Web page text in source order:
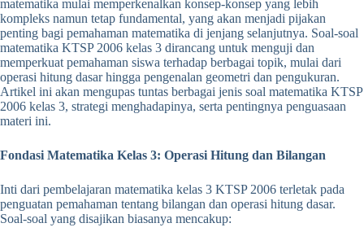
matematika mulai memperkenalkan konsep-konsep yang lebih
kompleks namun tetap fundamental, yang akan menjadi pijakan
penting bagi pemahaman matematika di jenjang selanjutnya. Soal-soal
matematika KTSP 2006 kelas 3 dirancang untuk menguji dan
memperkuat pemahaman siswa terhadap berbagai topik, mulai dari
operasi hitung dasar hingga pengenalan geometri dan pengukuran.
Artikel ini akan mengupas tuntas berbagai jenis soal matematika KTSP
2006 kelas 3, strategi menghadapinya, serta pentingnya penguasaan
materi ini.
Fondasi Matematika Kelas 3: Operasi Hitung dan Bilangan
Inti dari pembelajaran matematika kelas 3 KTSP 2006 terletak pada
penguatan pemahaman tentang bilangan dan operasi hitung dasar.
Soal-soal yang disajikan biasanya mencakup: